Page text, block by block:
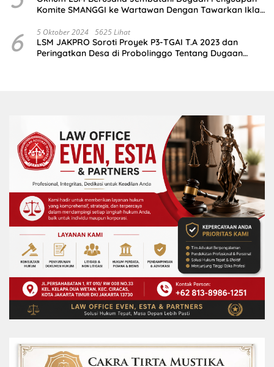
Komite SMANGGI ke Wartawan Dengan Tawarkan Iklan
6 5 Oktober 2024 5625 Lihat
LSM JAKPRO Soroti Proyek P3-TGAI T.A 2023 dan
Peringatkan Desa di Probolinggo Tentang Dugaan